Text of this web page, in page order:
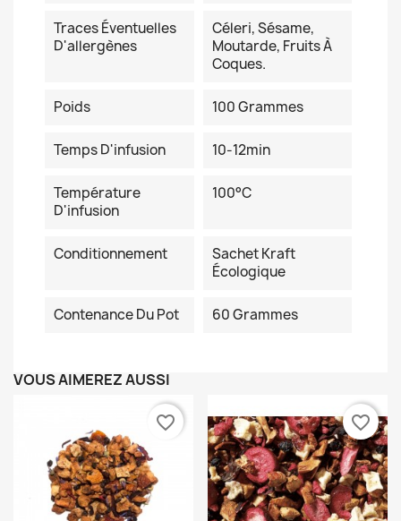
Traces Éventuelles
D'allergènes
Céleri, Sésame,
Moutarde, Fruits À
Coques.
Poids 100 Grammes
Temps D'infusion 10-12min
Température
D'infusion
100°C
Conditionnement
Sachet Kraft
Écologique
Contenance Du Pot 60 Grammes
VOUS AIMEREZ AUSSI
favorite_border favorite_border